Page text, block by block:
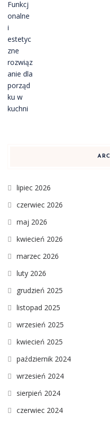
lipiec 2026
czerwiec 2026
maj 2026
kwiecień 2026
marzec 2026
luty 2026
grudzień 2025
listopad 2025
wrzesień 2025
kwiecień 2025
październik 2024
wrzesień 2024
sierpień 2024
czerwiec 2024